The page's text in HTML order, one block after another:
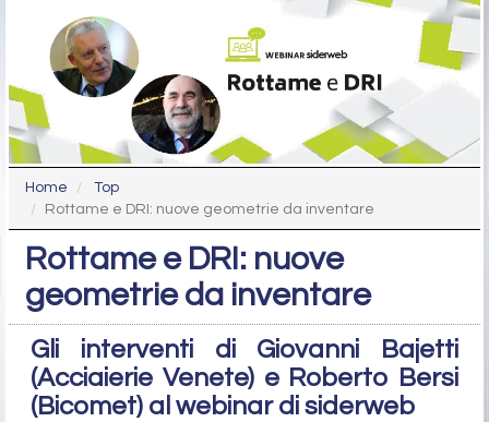
Home
Top
Rottame e DRI: nuove geometrie da inventare
Rottame e DRI: nuove
geometrie da inventare
Gli interventi di Giovanni Bajetti
(Acciaierie Venete) e Roberto Bersi
(Bicomet) al webinar di siderweb